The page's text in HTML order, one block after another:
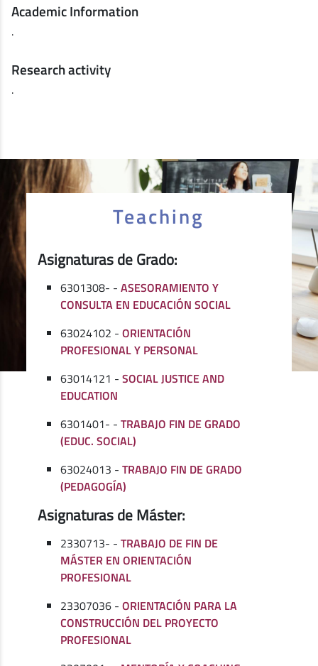
Academic Information
.
Research activity
.
Teaching
Asignaturas de Grado:
6301308- -ASESORAMIENTO Y
CONSULTA EN EDUCACIÓN SOCIAL
63024102 -ORIENTACIÓN
PROFESIONAL Y PERSONAL
63014121 -SOCIAL JUSTICE AND
EDUCATION
6301401- -TRABAJO FIN DE GRADO
(EDUC. SOCIAL)
63024013 -TRABAJO FIN DE GRADO
(PEDAGOGÍA)
Asignaturas de Máster:
2330713- -TRABAJO DE FIN DE
MÁSTER EN ORIENTACIÓN
PROFESIONAL
23307036 -ORIENTACIÓN PARA LA
CONSTRUCCIÓN DEL PROYECTO
PROFESIONAL